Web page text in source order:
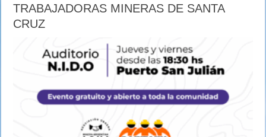
TRABAJADORAS MINERAS DE SANTA
CRUZ